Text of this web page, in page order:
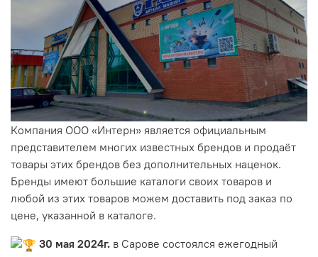
Компания ООО «Интерн» является официальным
представителем многих известных брендов и продаёт
товары этих брендов без дополнительных наценок.
Бренды имеют большие каталоги своих товаров и
любой из этих товаров можем доставить под заказ по
цене, указанной в каталоге.
30 мая 2024г. в Сарове состоялся ежегодный